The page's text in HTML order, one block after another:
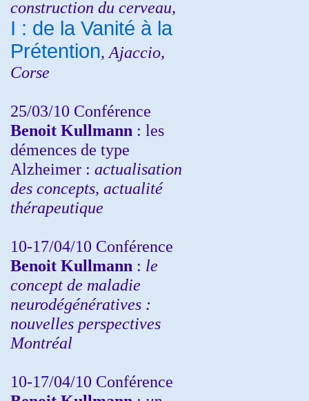
construction du cerveau,
I : de la Vanité à la
Prétention, Ajaccio,
Corse
25/03/10 Conférence
Benoit Kullmann : les
démences de type
Alzheimer : actualisation
des concepts, actualité
thérapeutique
10-17/04/10 Conférence
Benoit Kullmann : le
concept de maladie
neurodégénératives :
nouvelles perspectives
Montréal
10-17/04/10 Conférence